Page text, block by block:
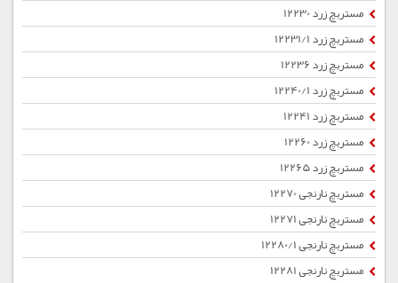
مستربچ زرد 12230
مستربچ زرد 12231/1
مستربچ زرد 12236
مستربچ زرد 12240/1
مستربچ زرد 12241
مستربچ زرد 12260
مستربچ زرد 12265
مستربچ نارنجی 12270
مستربچ نارنجی 12271
مستربچ نارنجی 12280/1
مستربچ نارنجی 12281